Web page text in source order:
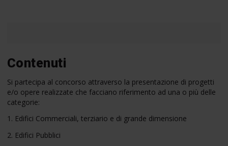
Contenuti
Si partecipa al concorso attraverso la presentazione di progetti
e/o opere realizzate che facciano riferimento ad una o più delle
categorie:
1. Edifici Commerciali, terziario e di grande dimensione
2. Edifici Pubblici